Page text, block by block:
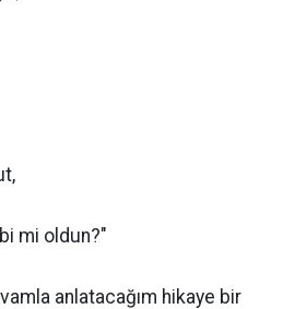
mi oldun?"
anlatacağım hikaye bir